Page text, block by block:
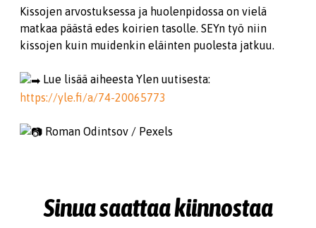
Kissojen arvostuksessa ja huolenpidossa on vielä
matkaa päästä edes koirien tasolle. SEYn työ niin
kissojen kuin muidenkin eläinten puolesta jatkuu.
Lue lisää aiheesta Ylen uutisesta:
https://yle.fi/a/74-20065773
Roman Odintsov / Pexels
Sinua saattaa kiinnostaa